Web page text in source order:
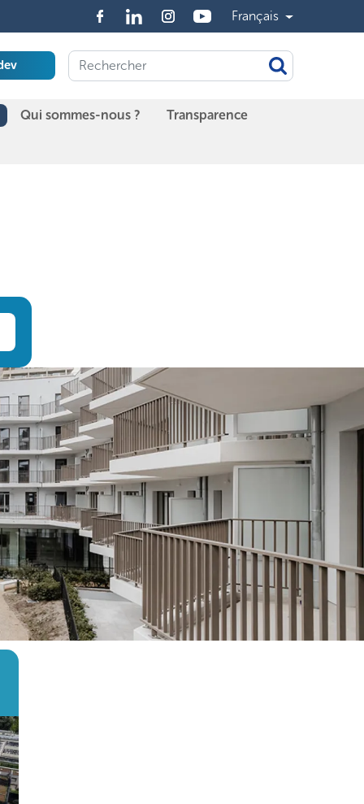
Français
Qui sommes-nous ? Transparence